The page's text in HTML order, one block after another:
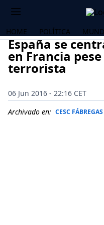
HOME POLÍTICA
España se
en Francia
terrorista
06 Jun 2016 - 22:16 CET
Archivado en: CESC FÁBREGAS